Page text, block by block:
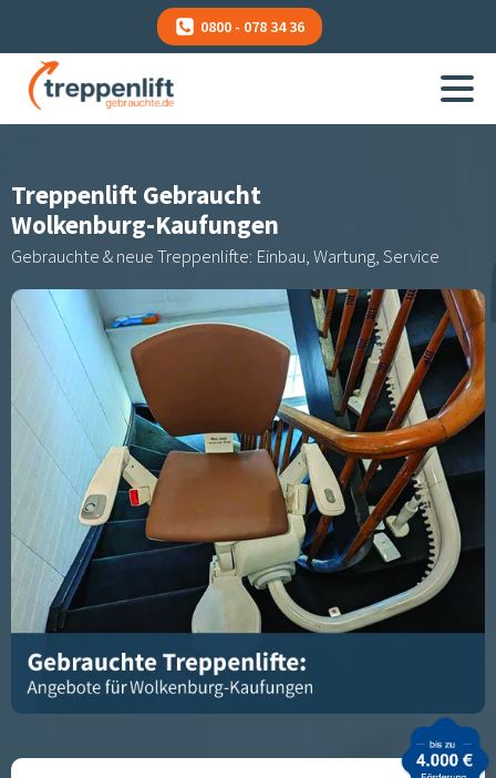
0800 - 078 34 36
Treppenlift Gebraucht
Wolkenburg-Kaufungen
Gebrauchte & neue Treppenlifte: Einbau, Wartung, Service